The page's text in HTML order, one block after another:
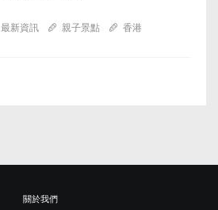
最新資訊 親子景點 香港
關於我們